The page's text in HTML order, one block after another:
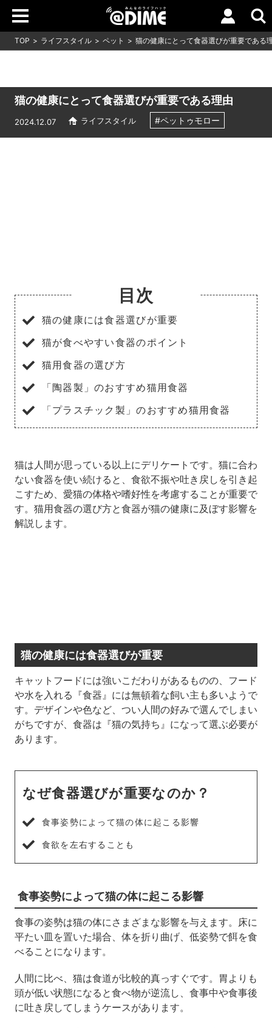
TOP ライフスタイル ペット 猫の健康にとって食器選びが重要である
猫の健康にとって食器選びが重要である理由
2024.12.07 ライフスタイル #ペットゥモロー
目次
猫の健康には食器選びが重要
猫が食べやすい食器のポイント
猫用食器の選び方
「陶器製」のおすすめ猫用食器
「プラスチック製」のおすすめ猫用食器
猫は人間が思っている以上にデリケートです。猫に合わ
ない食器を使い続けると、食欲不振や吐き戻しを引き起
こすため、愛猫の体格や嗜好性を考慮することが重要で
す。猫用食器の選び方と食器が猫の健康に及ぼす影響を
解説します。
猫の健康には食器選びが重要
キャットフードには強いこだわりがあるものの、フード
や水を入れる『食器』には無頓着な飼い主も多いようで
す。デザインや色など、つい人間の好みで選んでしまい
がちですが、食器は『猫の気持ち』になって選ぶ必要が
あります。
なぜ食器選びが重要なのか？
食事姿勢によって猫の体に起こる影響
食欲を左右することも
食事姿勢によって猫の体に起こる影響
食事の姿勢は猫の体にさまざまな影響を与えます。床に
平たい皿を置いた場合、体を折り曲げ、低姿勢で餌を食
べることになります。
人間に比べ、猫は食道が比較的真っすぐです。胃よりも
頭が低い状態になると食べ物が逆流し、食事中や食事後
に吐き戻してしまうケースがあります。